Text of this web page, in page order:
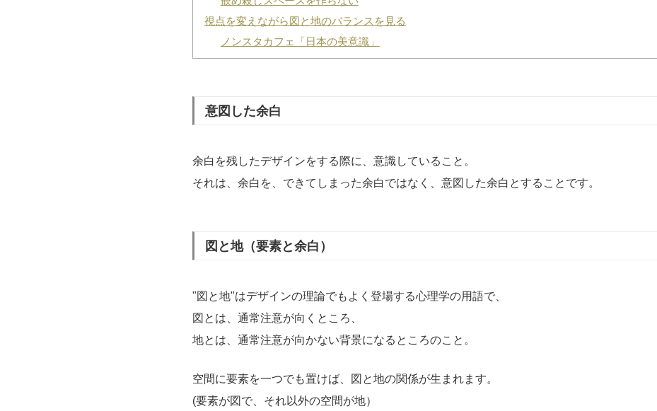
視点を変えながら図と地のバランスを見る
ノンスタカフェ「日本の美意識」
意図した余白
余白を残したデザインをする際に、意識していること。
それは、余白を、できてしまった余白ではなく、意図した余白とすることです。
図と地（要素と余白）
"図と地"はデザインの理論でもよく登場する心理学の用語で、
図とは、通常注意が向くところ、
地とは、通常注意が向かない背景になるところのこと。
空間に要素を一つでも置けば、図と地の関係が生まれます。
(要素が図で、それ以外の空間が地）